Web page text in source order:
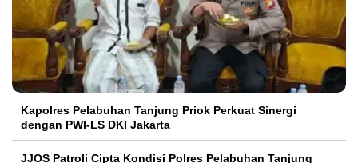
Kapolres Pelabuhan Tanjung Priok Perkuat Sinergi
dengan PWI-LS DKI Jakarta
JJOS Patroli Cipta Kondisi Polres Pelabuhan Tanjung